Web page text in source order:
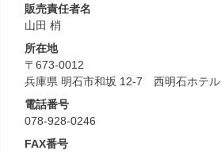
販売責任者名
山田 梢
所在地
〒673-0012
兵庫県 明石市和坂 12-7 西明石ホテル
電話番号
078-928-0246
FAX番号